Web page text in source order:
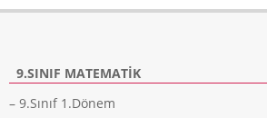
9.SINIF MATEMATIK
– 9.Sınıf 1.Dönem